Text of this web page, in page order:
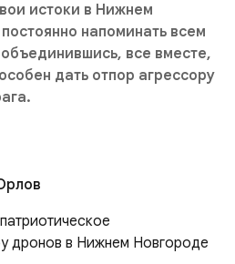
истоки в Нижнем
напоминать всем
все вместе,
дать отпор агрессору